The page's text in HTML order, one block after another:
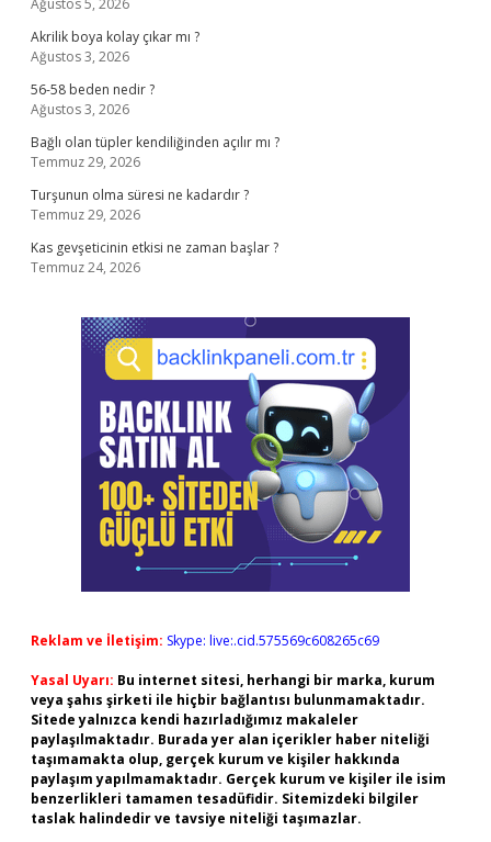
Ağustos 5, 2026
Akrilik boya kolay çıkar mı ?
Ağustos 3, 2026
56-58 beden nedir ?
Ağustos 3, 2026
Bağlı olan tüpler kendiliğinden açılır mı ?
Temmuz 29, 2026
Turşunun olma süresi ne kadardır ?
Temmuz 29, 2026
Kas gevşeticinin etkisi ne zaman başlar ?
Temmuz 24, 2026
Reklam ve İletişim: Skype: live:.cid.575569c608265c69
Yasal Uyarı: Bu internet sitesi, herhangi bir marka, kurum
veya şahıs şirketi ile hiçbir bağlantısı bulunmamaktadır.
Sitede yalnızca kendi hazırladığımız makaleler
paylaşılmaktadır. Burada yer alan içerikler haber niteliği
taşımamakta olup, gerçek kurum ve kişiler hakkında
paylaşım yapılmamaktadır. Gerçek kurum ve kişiler ile isim
benzerlikleri tamamen tesadüfidir. Sitemizdeki bilgiler
taslak halindedir ve tavsiye niteliği taşımazlar.